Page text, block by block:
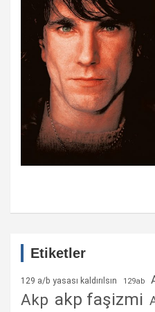
Etiketler
129 a/b yasası kaldırılsın 129ab
Akp akp faşizmi